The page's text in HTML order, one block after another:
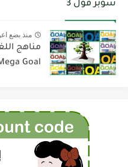
سوبر قول 3
منذ بضع
مناهج
Goal